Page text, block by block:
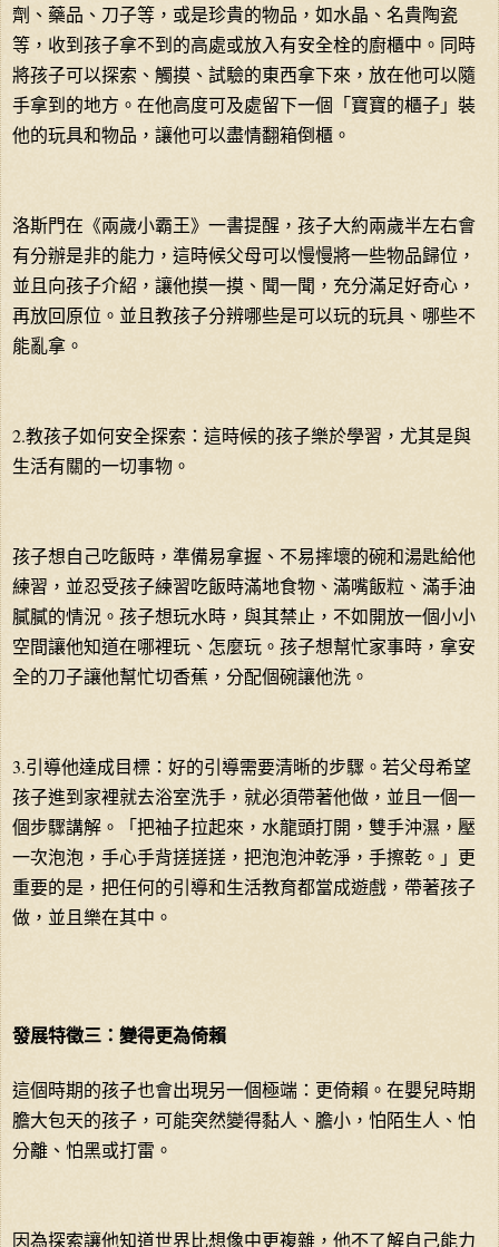
劑、藥品、刀子等，或是珍貴的物品，如水晶、名貴陶瓷
等，收到孩子拿不到的高處或放入有安全栓的廚櫃中。同時
將孩子可以探索、觸摸、試驗的東西拿下來，放在他可以隨
手拿到的地方。在他高度可及處留下一個「寶寶的櫃子」裝
他的玩具和物品，讓他可以盡情翻箱倒櫃。
洛斯門在《兩歲小霸王》一書提醒，孩子大約兩歲半左右會
有分辦是非的能力，這時候父母可以慢慢將一些物品歸位，
並且向孩子介紹，讓他摸一摸、聞一聞，充分滿足好奇心，
再放回原位。並且教孩子分辨哪些是可以玩的玩具、哪些不
能亂拿。
2.教孩子如何安全探索：這時候的孩子樂於學習，尤其是與
生活有關的一切事物。
孩子想自己吃飯時，準備易拿握、不易摔壞的碗和湯匙給他
練習，並忍受孩子練習吃飯時滿地食物、滿嘴飯粒、滿手油
膩膩的情況。孩子想玩水時，與其禁止，不如開放一個小小
空間讓他知道在哪裡玩、怎麼玩。孩子想幫忙家事時，拿安
全的刀子讓他幫忙切香蕉，分配個碗讓他洗。
3.引導他達成目標：好的引導需要清晰的步驟。若父母希望
孩子進到家裡就去浴室洗手，就必須帶著他做，並且一個一
個步驟講解。「把袖子拉起來，水龍頭打開，雙手沖濕，壓
一次泡泡，手心手背搓搓搓，把泡泡沖乾淨，手擦乾。」更
重要的是，把任何的引導和生活教育都當成遊戲，帶著孩子
做，並且樂在其中。
發展特徵三：變得更為倚賴
這個時期的孩子也會出現另一個極端：更倚賴。在嬰兒時期
膽大包天的孩子，可能突然變得黏人、膽小，怕陌生人、怕
分離、怕黑或打雷。
因為探索讓他知道世界比想像中更複雜，他不了解自己能力